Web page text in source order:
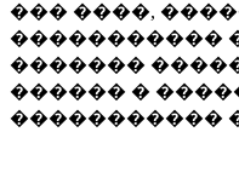
��� ����,
�����������
�������
������ �
�����������